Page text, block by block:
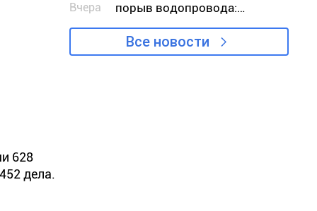
628
дела.
Вчера
порыв водопровода:
подтопило земельные
участки
Все новости